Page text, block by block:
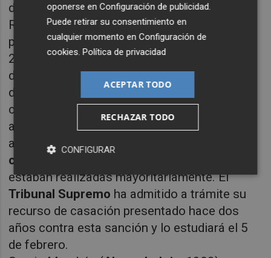
deportivas.
Rafael Louzán (Pontevedra, 1967) es
presidente de laFederación Gallega
2014 y expresidente delPPen Pontevedra y
de la
Diputación, tiene recurrida una condena
de siete años de inhabilitación para empleo o
cargo público, por un delito de prevaricación
al conceder una subvención de 86.311 euros
a una empresa para obras de mejora en el
campo de fútbol de Moraña
estaban realizadas mayoritariamente.El
Tribunal Supremo ha admitido a trámite su
recurso de casación presentado hace dos
años contra esta sanción y lo estudiará el 5
de febrero.
oponerse enConfiguración de publicidad.
Puede retirar su consentimiento en
cualquier momento enConfiguración de
cookies.Política de privacidad
ACEPTAR TODO
RECHAZAR TODO
CONFIGURAR